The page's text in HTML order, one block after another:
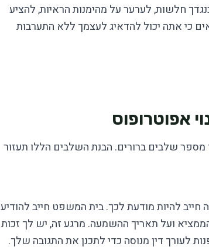
חלשות, לערער על מהימנות הראיות, להציע
כי אתה יכול להדאיג לעצמך ללא התערבות
אפוטרופוס
מספר שלבים ברורים. הבנת השלבים הללו תעזור
להיות מודעת לכך. בית המשפט חייב להודיע
ועל תאריך ההשמעה. מרגע זה, יש לך זכות
לעורך דין מנוסה כדי לתכנן את התגובה שלך.